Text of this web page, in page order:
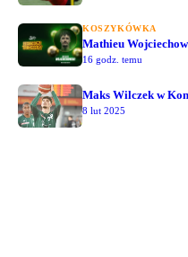
KOSZYKÓWKA
Mathieu
16 godz. temu
Maks Wilczek w
8 lut 2025